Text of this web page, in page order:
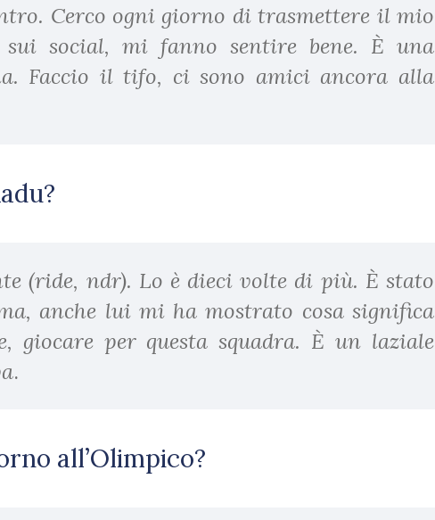
Cerco ogni giorno di trasmettere il mio
social, mi fanno sentire bene. È una
Faccio il tifo, ci sono amici ancora alla
(ride, ndr). Lo è dieci volte di più. È stato
anche lui mi ha mostrato cosa significa
giocare per questa squadra. È un laziale
.
all’Olimpico?